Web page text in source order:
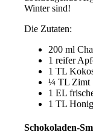
Winter sind!
Die Zutaten:
200 ml
1 reifer
1 TL
¼ TL Zimt
1 EL
1 TL Honig
Schokoladen-